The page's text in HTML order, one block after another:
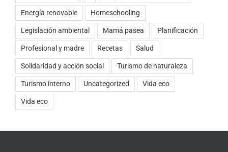
Energía renovable Homeschooling
Legislación ambiental Mamá pasea Planificación
Profesional y madre Recetas Salud
Solidaridad y acción social Turismo de naturaleza
Turismo interno Uncategorized Vida eco
Vida eco